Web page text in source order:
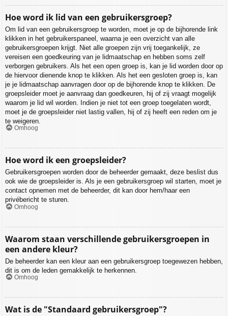
Hoe word ik lid van een gebruikersgroep?
Om lid van een gebruikersgroep te worden, moet je op de bijhorende link
klikken in het gebruikerspaneel, waarna je een overzicht van alle
gebruikersgroepen krijgt. Niet alle groepen zijn vrij toegankelijk, ze
vereisen een goedkeuring van je lidmaatschap en hebben soms zelf
verborgen gebruikers. Als het een open groep is, kan je lid worden door op
de hiervoor dienende knop te klikken. Als het een gesloten groep is, kan
je je lidmaatschap aanvragen door op de bijhorende knop te klikken. De
groepsleider moet je aanvraag dan goedkeuren, hij of zij vraagt mogelijk
waarom je lid wil worden. Indien je niet tot een groep toegelaten wordt,
moet je de groepsleider niet lastig vallen, hij of zij heeft een reden om je
te weigeren.
Omhoog
Hoe word ik een groepsleider?
Gebruikersgroepen worden door de beheerder gemaakt, deze beslist dus
ook wie de groepsleider is. Als je een gebruikersgroep wil starten, moet je
contact opnemen met de beheerder, dit kan door hem/haar een
privébericht te sturen.
Omhoog
Waarom staan verschillende gebruikersgroepen in
een andere kleur?
De beheerder kan een kleur aan een gebruikersgroep toegewezen hebben,
dit is om de leden gemakkelijk te herkennen.
Omhoog
Wat is de "Standaard gebruikersgroep"?